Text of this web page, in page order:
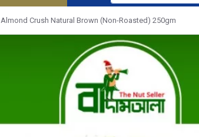
Almond Crush Natural Brown (Non-Roasted) 250gm